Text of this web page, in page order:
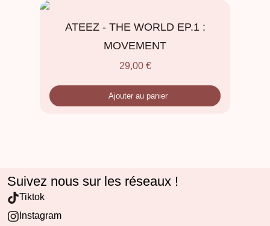
ATEEZ - THE WORLD EP.1 :
MOVEMENT
29,00 €
Ajouter au panier
Suivez nous sur les réseaux !
Tiktok
Instagram